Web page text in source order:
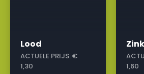
Lood
ACTUELE PRIJS:€
1,30
Zink
1,60